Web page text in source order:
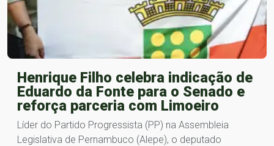
Henrique Filho celebra indicação de
Eduardo da Fonte para o Senado e
reforça parceria com Limoeiro
Líder do Partido Progressista (PP) na Assembleia
Legislativa de Pernambuco (Alepe), o deputado